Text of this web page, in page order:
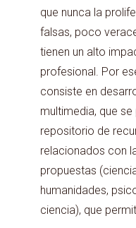
que nunca la
falsas, poco
tienen un alto
profesional. Por
consiste en
multimedia, que
repositorio de
relacionados con
propuestas
humanidades,
ciencia), que